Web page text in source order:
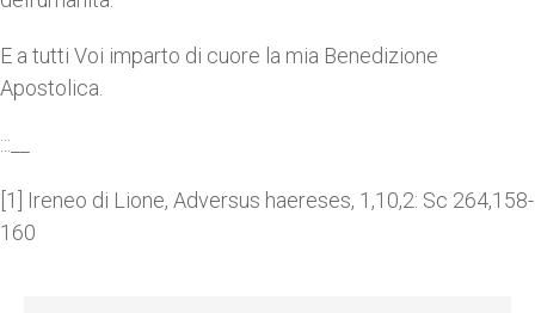
E a tutti Voi imparto di cuore la mia Benedizione
Apostolica.
:::__
[1] Ireneo di Lione, Adversus haereses, 1,10,2: Sc 264,158-
160